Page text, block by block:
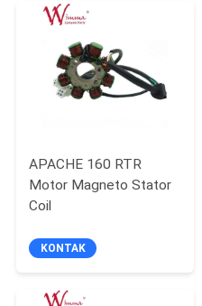
APACHE 160 RTR
Motor Magneto Stator
Coil
KONTAK